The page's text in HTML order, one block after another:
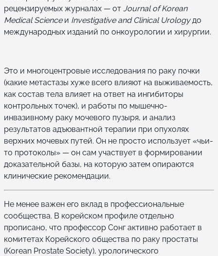
рецензируемых журналах — от Journal of Korean
Medical Scienceи Investigative and Clinical Urologyдо
международных изданий по онкоурологии и хирургии.
Это и многоцентровые исследования по раку почки
(какие метастазы хуже всего влияют на выживаемость,
как состав тела влияет на ответ на ингибиторы
контрольных точек), и работы по мышечно-
инвазивному раку мочевого пузыря, и анализ
результатов адъювантной терапии при опухолях
верхних мочевых путей. Он не просто использует «чьи-
то протоколы» — он сам участвует в формировании
доказательной базы, на которую затем опираются
клинические рекомендации.
Не менее важен его вклад в профессиональные
сообщества. В корейском профиле отдельно
прописано, что профессор Сонг активно работает в
комитетах Корейского общества по раку простаты
(Korean Prostate Society), урологического